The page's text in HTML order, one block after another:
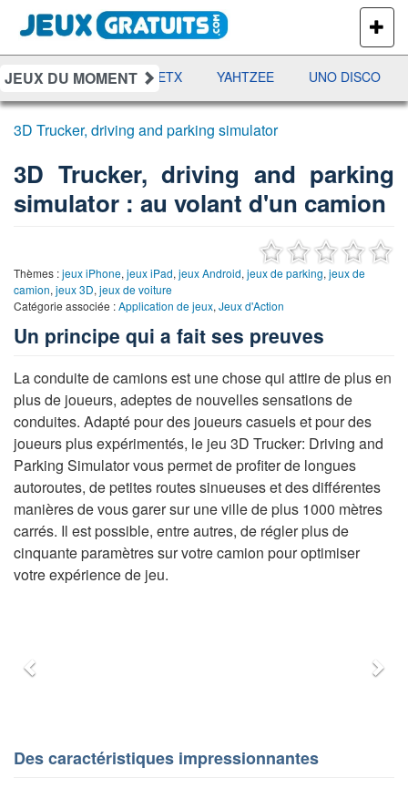
PLUS
DE
JEUX
JEUX DU MOMENT
RAMI JETX YAHTZEE UNO DISCO
3D Trucker, driving and parking simulator
3D Trucker, driving and parking
simulator : au volant d'un camion
Thèmes :jeux iPhone, jeux iPad, jeux Android, jeux de parking, jeux de
camion, jeux 3D, jeux de voiture
Catégorie associée :Application de jeux, Jeux d'Action
Un principe qui a fait ses preuves
La conduite de camions est une chose qui attire de plus en
plus de joueurs, adeptes de nouvelles sensations de
conduites. Adapté pour des joueurs casuels et pour des
joueurs plus expérimentés, le jeu 3D Trucker: Driving and
Parking Simulator vous permet de profiter de longues
autoroutes, de petites routes sinueuses et des différentes
manières de vous garer sur une ville de plus 1000 mètres
carrés. Il est possible, entre autres, de régler plus de
cinquante paramètres sur votre camion pour optimiser
votre expérience de jeu.
Des caractéristiques impressionnantes